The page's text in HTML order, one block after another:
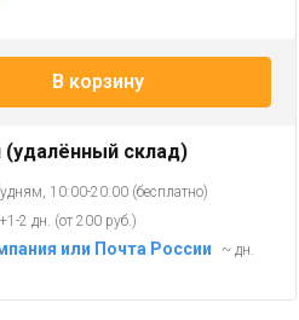
В корзину
(удалённый склад)
10:00-20:00 (бесплатно)
2 дн. (от 200 руб.)
или Почта России
~ дн.